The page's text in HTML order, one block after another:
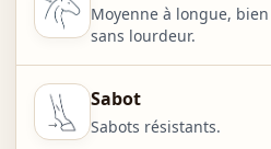
Moyenne à longue,
sans lourdeur.
Sabot
Sabots résistants.